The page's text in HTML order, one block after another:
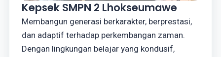
Kepsek SMPN 2 Lhokseumawe
Membangun generasi berkarakter, berprestasi,
dan adaptif terhadap perkembangan zaman.
Dengan lingkungan belajar yang kondusif,